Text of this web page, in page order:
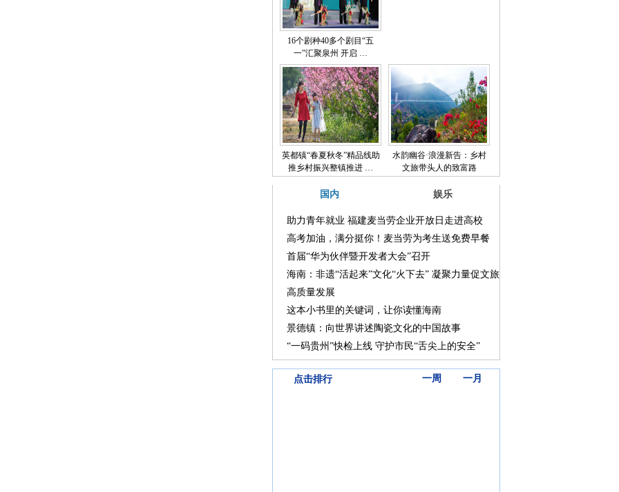
16个剧种40多个剧目“五
一”汇聚泉州 开启 …
英都镇“春夏秋冬”精品线助
推乡村振兴整镇推进 …
水韵幽谷·浪漫新告：乡村
文旅带头人的致富路
国内 娱乐
助力青年就业 福建麦当劳企业开放日走进高校
高考加油，满分挺你！麦当劳为考生送免费早餐
首届“华为伙伴暨开发者大会”召开
海南：非遗“活起来”文化“火下去” 凝聚力量促文旅
高质量发展
这本小书里的关键词，让你读懂海南
景德镇：向世界讲述陶瓷文化的中国故事
“一码贵州”快检上线 守护市民“舌尖上的安全”
点击排行 一周 一月